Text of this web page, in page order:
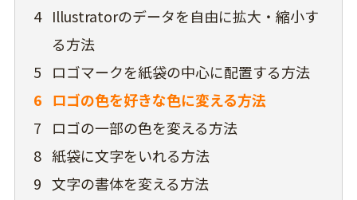
4 Illustratorのデータを自由に拡大・縮小す
る方法
5
ロゴマークを紙袋の中心に配置する方法
6 ロゴの色を好きな色に変える方法
7
ロゴの一部の色を変える方法
8 紙袋に文字をいれる方法
9 文字の書体を変える方法